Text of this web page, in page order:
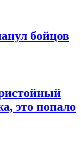
бойцов
это попало